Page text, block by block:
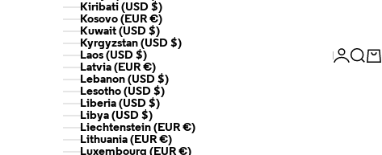
Kiribati (USD $)
Kosovo (EUR €)
Kuwait (USD $)
Kyrgyzstan (USD $)
Laos (USD $)
Latvia (EUR €)
Lebanon (USD $)
Lesotho (USD $)
Liberia (USD $)
Libya (USD $)
Liechtenstein (EUR €)
Lithuania (EUR €)
Luxembourg (EUR €)
Login